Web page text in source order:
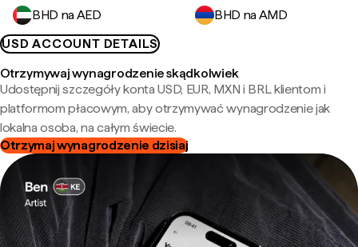
BHD na AED
BHD na AMD
USD ACCOUNT DETAILS
Otrzymywaj wynagrodzenie skądkolwiek
Udostępnij szczegóły konta USD, EUR, MXN i BRL klientom i
platformom płacowym, aby otrzymywać wynagrodzenie jak
lokalna osoba, na całym świecie.
Otrzymaj wynagrodzenie dzisiaj